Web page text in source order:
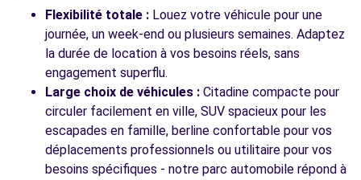
LE CHAMBON-FEUGEROLLES, 42500
Voir l'agence
Voir toutes les agences
Flexibilité totale : Louez votre véhicule pour une
journée, un week-end ou plusieurs semaines. Adaptez
la durée de location à vos besoins réels, sans
engagement superflu.
Large choix de véhicules : Citadine compacte pour
circuler facilement en ville, SUV spacieux pour les
escapades en famille, berline confortable pour vos
déplacements professionnels ou utilitaire pour vos
besoins spécifiques - notre parc automobile répond à